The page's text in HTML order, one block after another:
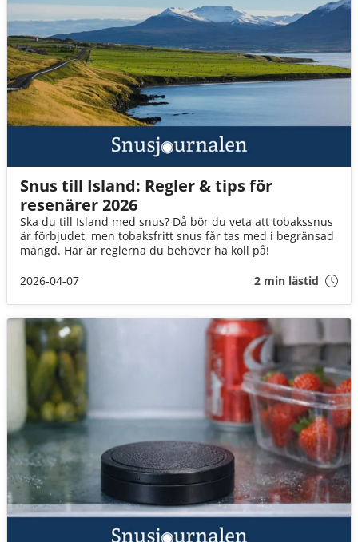
Snus till Island: Regler & tips för
resenärer 2026
Ska du till Island med snus? Då bör du veta att tobakssnus
är förbjudet, men tobaksfritt snus får tas med i begränsad
mängd. Här är reglerna du behöver ha koll på!
2026-04-07
2 min lästid